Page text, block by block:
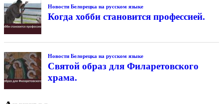
Новости Белорецка на русском языке
Когда хобби становится профессией.
Новости Белорецка на русском языке
Святой образ для Филаретовского
храма.